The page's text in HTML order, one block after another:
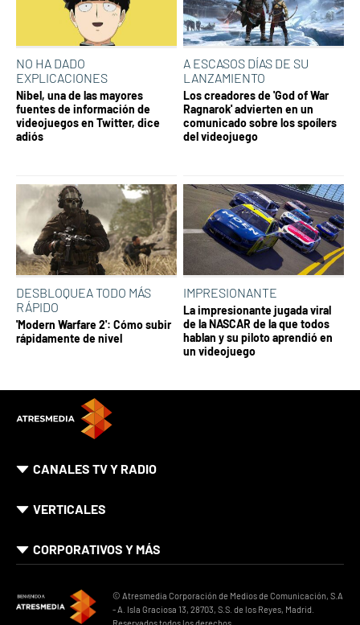
NO HA DADO
EXPLICACIONES
Nibel, una de las mayores
fuentes de información de
videojuegos en Twitter, dice
adiós
A ESCASOS DÍAS DE SU
LANZAMIENTO
Los creadores de 'God of War
Ragnarok' advierten en un
comunicado sobre los spoílers
del videojuego
DESBLOQUEA TODO MÁS
RÁPIDO
'Modern Warfare 2': Cómo subir
rápidamente de nivel
IMPRESIONANTE
La impresionante jugada viral
de la NASCAR de la que todos
hablan y su piloto aprendió en
un videojuego
CANALES TV Y RADIO
VERTICALES
CORPORATIVOS Y MÁS
© Atresmedia Corporación de Medios de Comunicación, S.A
- A. Isla Graciosa 13, 28703, S.S. de los Reyes, Madrid.
Reservados todos los derechos